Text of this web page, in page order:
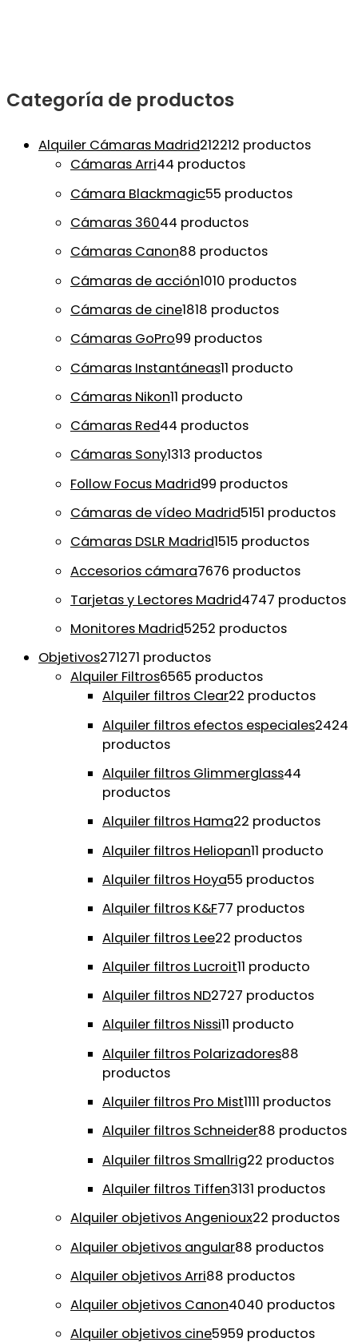
Categoría de productos
Alquiler Cámaras Madrid212212 productos
Cámaras Arri44 productos
Cámara Blackmagic55 productos
Cámaras 36044 productos
Cámaras Canon88 productos
Cámaras de acción1010 productos
Cámaras de cine1818 productos
Cámaras GoPro99 productos
Cámaras Instantáneas11 producto
Cámaras Nikon11 producto
Cámaras Red44 productos
Cámaras Sony1313 productos
Follow Focus Madrid99 productos
Cámaras de vídeo Madrid5151 productos
Cámaras DSLR Madrid1515 productos
Accesorios cámara7676 productos
Tarjetas y Lectores Madrid4747 productos
Monitores Madrid5252 productos
Objetivos271271 productos
Alquiler Filtros6565 productos
Alquiler filtros Clear22 productos
Alquiler filtros efectos especiales2424
productos
Alquiler filtros Glimmerglass44
productos
Alquiler filtros Hama22 productos
Alquiler filtros Heliopan11 producto
Alquiler filtros Hoya55 productos
Alquiler filtros K&F77 productos
Alquiler filtros Lee22 productos
Alquiler filtros Lucroit11 producto
Alquiler filtros ND2727 productos
Alquiler filtros Nissi11 producto
Alquiler filtros Polarizadores88
productos
Alquiler filtros Pro Mist1111 productos
Alquiler filtros Schneider88 productos
Alquiler filtros Smallrig22 productos
Alquiler filtros Tiffen3131 productos
Alquiler objetivos Angenioux22 productos
Alquiler objetivos angular88 productos
Alquiler objetivos Arri88 productos
Alquiler objetivos Canon4040 productos
Alquiler objetivos cine5959 productos